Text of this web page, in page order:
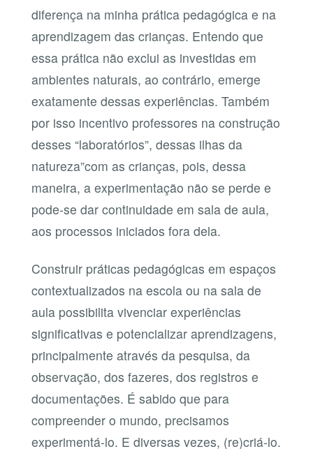
diferença na minha prática pedagógica e na
aprendizagem das crianças. Entendo que
essa prática não exclui as investidas em
ambientes naturais, ao contrário, emerge
exatamente dessas experiências. Também
por isso incentivo professores na construção
desses “laboratórios”, dessas ilhas da
natureza”com as crianças, pois, dessa
maneira, a experimentação não se perde e
pode-se dar continuidade em sala de aula,
aos processos iniciados fora dela.
Construir práticas pedagógicas em espaços
contextualizados na escola ou na sala de
aula possibilita vivenciar experiências
significativas e potencializar aprendizagens,
principalmente através da pesquisa, da
observação, dos fazeres, dos registros e
documentações. É sabido que para
compreender o mundo, precisamos
experimentá-lo. E diversas vezes, (re)criá-lo.